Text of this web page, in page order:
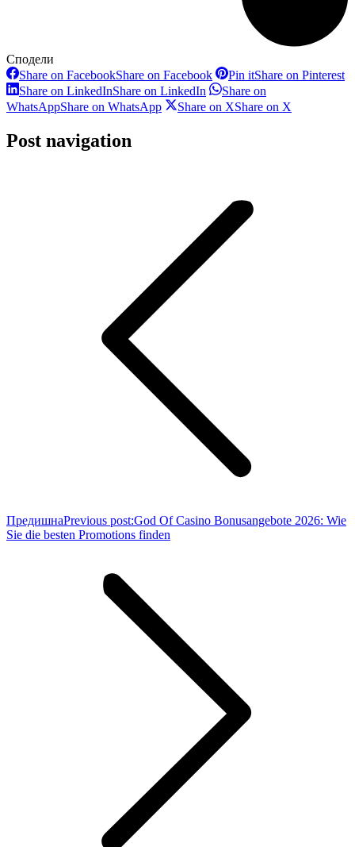
Сподели
Share on FacebookShare on Facebook Pin itShare on Pinterest
Share on LinkedInShare on LinkedIn
Share on
WhatsAppShare on WhatsApp Share on XShare on X
Post navigation
ПредишнаPrevious post:God Of Casino Bonusangebote 2026: Wie
Sie die besten Promotions finden